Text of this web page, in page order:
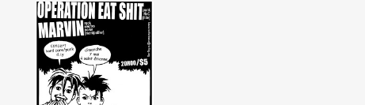
Saint-Etienne (Au Local)